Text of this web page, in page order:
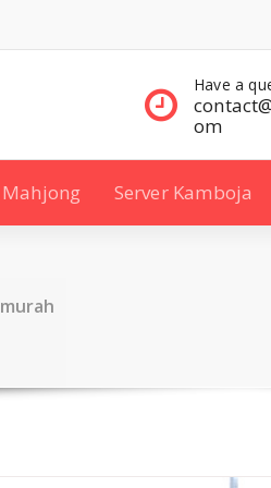
Contact
332 00
Mahjong Server Kamboja